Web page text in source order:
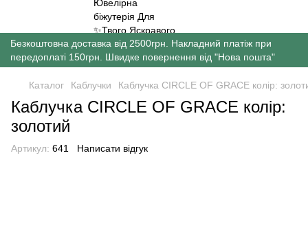
Безкоштовна доставка від 2500грн. Накладний платіж при
передоплаті 150грн. Швидке повернення від "Нова пошта"
Каталог Каблучки Каблучка CIRCLE OF GRACE колір:
Каблучка CIRCLE OF GRACE колір:
золотий
Артикул: 641 Написати відгук